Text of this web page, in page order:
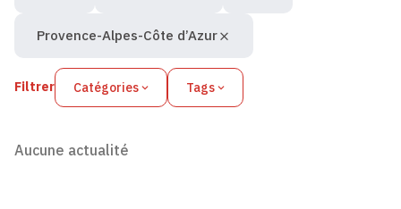
Filtrer Catégories Tags
Provence-Alpes-Côte d’Azur
Aucune actualité